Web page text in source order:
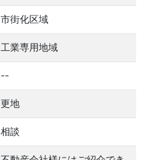
市街化区域
工業専用地域
--
更地
相談